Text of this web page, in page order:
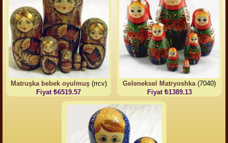
Matruşka bebek oyulmuş(rrcv)
Fiyat ₺6519.57
Geleneksel Matryoshka(7040)
Fiyat ₺1389.13